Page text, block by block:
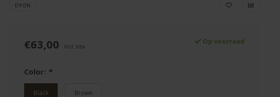
DYON
€63,00 Incl. btw
Op voorraad
Color: *
Black Brown